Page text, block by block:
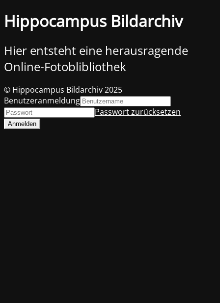
Hippocampus Bildarchiv
Hier entsteht eine herausragende
Online-Fotoblibliothek
© Hippocampus Bildarchiv 2025
Benutzeranmeldung
Passwort zurücksetzen